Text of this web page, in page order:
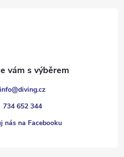
info@diving.cz
734 652 344
nás na Facebooku